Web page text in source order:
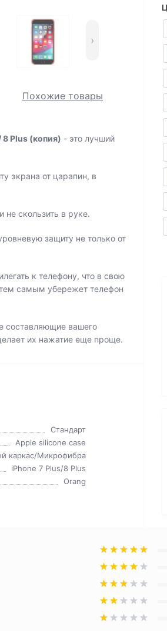
›
Похожие товары
8 Plus (копия) - это лучший
экрана от царапин, в
не скользить в руке.
защиту не только от
к телефону, что в свою
самым убережет телефон
составляющие вашего
их нажатие еще проще.
Стандарт
Apple silicone case
каркас/Микрофибра
iPhone 7 Plus/8 Plus
Orang